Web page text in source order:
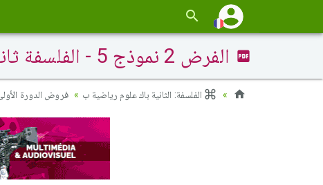
الفرض 2 نموذج 5 - الفلسفة ثانية باك علوم وتقنيات الدورة الأولى
الفلسفة: الثانية باك علوم رياضية ب فروض الدورة الأولى